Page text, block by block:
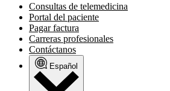
Consultas de telemedicina
Portal del paciente
Pagar factura
Carreras profesionales
Contáctanos
Español